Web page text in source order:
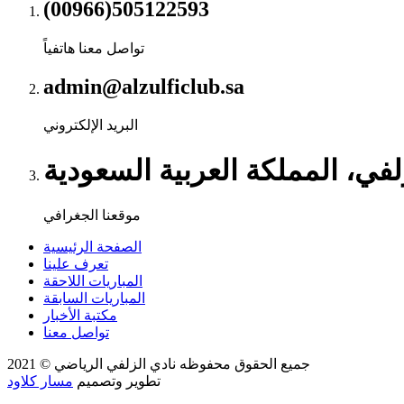
(00966)505122593
تواصل معنا هاتفياً
admin@alzulficlub.sa
البريد الإلكتروني
المملكة العربية السعودية
موقعنا الجغرافي
الصفحة الرئيسية
تعرف علينا
المباريات اللاحقة
المباريات السابقة
مكتبة الأخبار
تواصل معنا
جميع الحقوق محفوظه نادي الزلفي الرياضي © 2021
تطوير وتصميم مسار كلاود